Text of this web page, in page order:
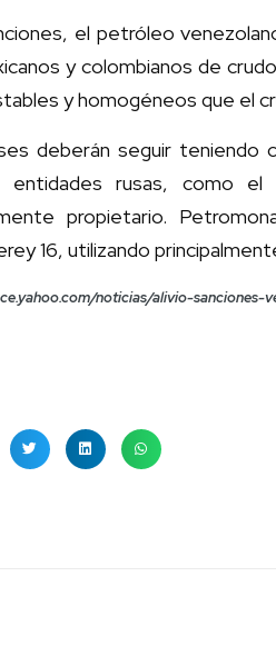
el petróleo
y colombianos de
y homogéneos que el
deberán seguir teniendo
entidades rusas, como
propietario.
16, utilizando
noticias/alivio-sanciones-